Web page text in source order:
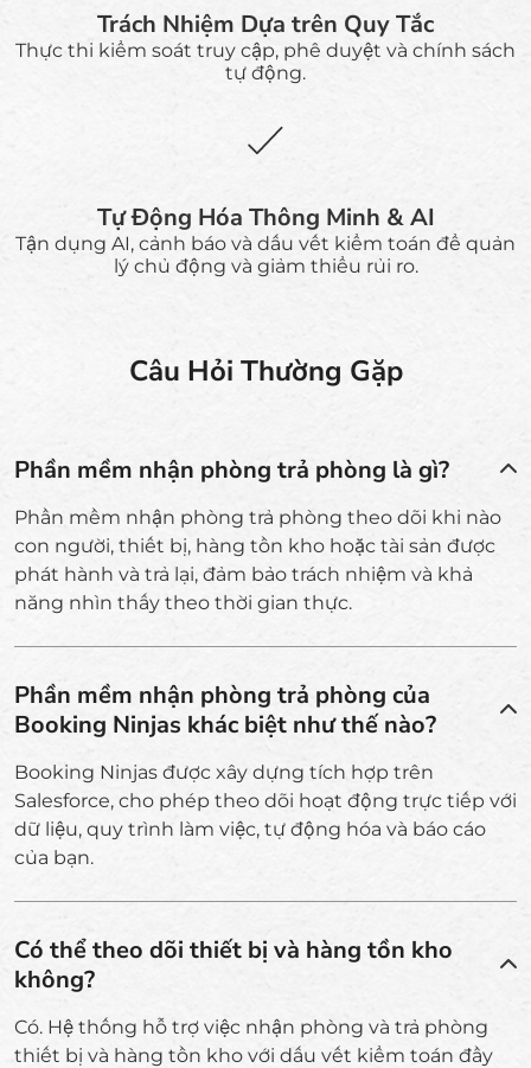
Trách Nhiệm Dựa trên Quy Tắc
Thực thi kiểm soát truy cập, phê duyệt và chính sách
tự động.
Tự Động Hóa Thông Minh & AI
Tận dụng AI, cảnh báo và dấu vết kiểm toán để quản
lý chủ động và giảm thiểu rủi ro.
Câu Hỏi Thường Gặp
Phần mềm nhận phòng trả phòng là gì?
Phần mềm nhận phòng trả phòng theo dõi khi nào
con người, thiết bị, hàng tồn kho hoặc tài sản được
phát hành và trả lại, đảm bảo trách nhiệm và khả
năng nhìn thấy theo thời gian thực.
Phần mềm nhận phòng trả phòng của
Booking Ninjas khác biệt như thế nào?
Booking Ninjas được xây dựng tích hợp trên
Salesforce, cho phép theo dõi hoạt động trực tiếp với
dữ liệu, quy trình làm việc, tự động hóa và báo cáo
của bạn.
Có thể theo dõi thiết bị và hàng tồn kho
không?
Có. Hệ thống hỗ trợ việc nhận phòng và trả phòng
thiết bị và hàng tồn kho với dấu vết kiểm toán đầy